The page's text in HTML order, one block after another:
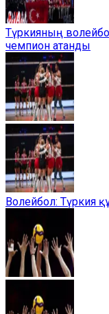
Түркияның
чемпион атанды
Волейбол: Түркия